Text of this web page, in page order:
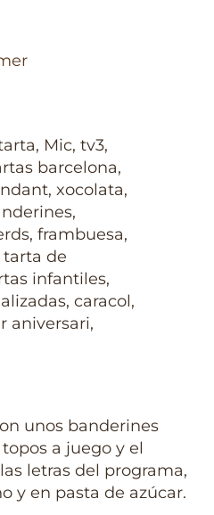
unos banderines
a juego y el
letras del programa,
y en pasta de azúcar.